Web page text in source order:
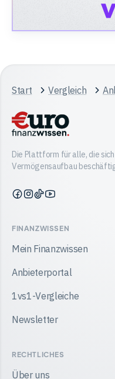
Start Vergleich
Die Plattform für alle, die
Vermögensaufbau
Finanzwissen
Facebook
Finanzwissen
Instagram
Finanzwissen
TikTok
Finanzwissen
YouTube
FINANZWISSEN
Mein Finanzwissen
Anbieterportal
1vs1-Vergleiche
Newsletter
RECHTLICHES
Über uns